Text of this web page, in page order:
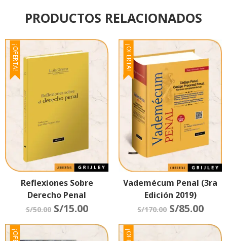
PRODUCTOS RELACIONADOS
¡OFERTA!
Reflexiones Sobre
Derecho Penal
S/50.00 S/15.00
¡OFERTA!
Vademécum Penal (3ra
Edición 2019)
S/170.00 S/85.00